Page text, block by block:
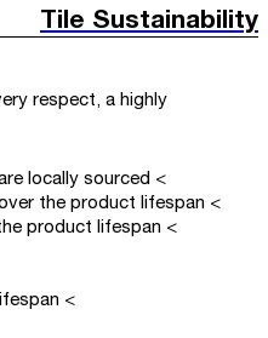
Tile Sustainability
respect, a highly
> Majority of the raw materials are locally sourced
> Limited energy consumption over the product lifespan
> Limited CO2 emissions over the product lifespan
> Recyclable over the product lifespan